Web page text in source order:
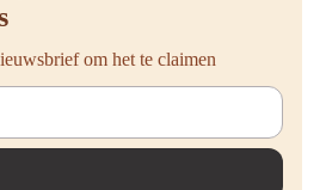
om het te claimen